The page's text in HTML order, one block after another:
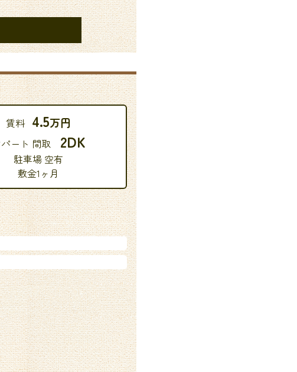
賃料 4.5万円
ート 間取 2DK
駐車場 空有
敷金1ヶ月